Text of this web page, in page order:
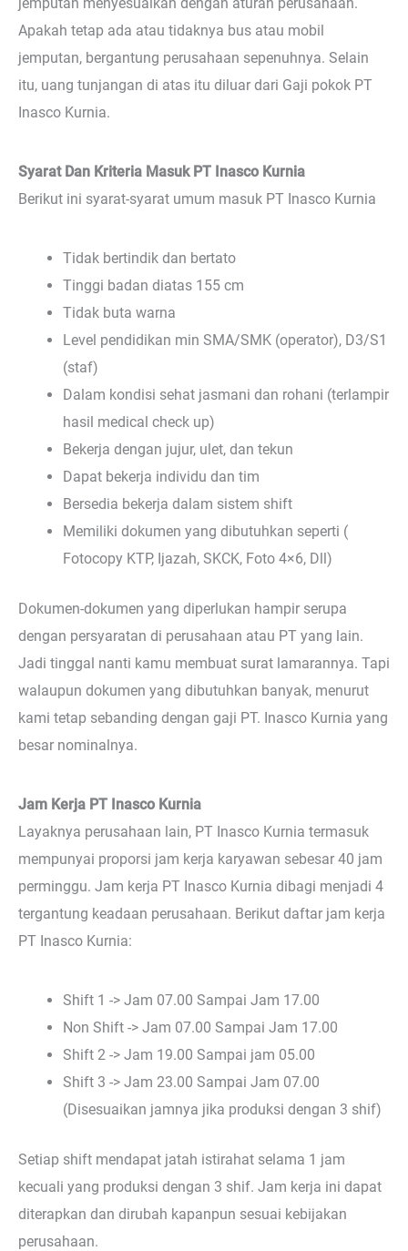
Apakah tetap ada atau tidaknya bus atau mobil
jemputan, bergantung perusahaan sepenuhnya. Selain
itu, uang tunjangan di atas itu diluar dari Gaji pokok PT
Inasco Kurnia.
Syarat Dan Kriteria Masuk PT Inasco Kurnia
Berikut ini syarat-syarat umum masuk PT Inasco Kurnia
Tidak bertindik dan bertato
Tinggi badan diatas 155 cm
Tidak buta warna
Level pendidikan min SMA/SMK (operator), D3/S1
(staf)
Dalam kondisi sehat jasmani dan rohani (terlampir
hasil medical check up)
Bekerja dengan jujur, ulet, dan tekun
Dapat bekerja individu dan tim
Bersedia bekerja dalam sistem shift
Memiliki dokumen yang dibutuhkan seperti (
Fotocopy KTP, Ijazah, SKCK, Foto 4×6, Dll)
Dokumen-dokumen yang diperlukan hampir serupa
dengan persyaratan di perusahaan atau PT yang lain.
Jadi tinggal nanti kamu membuat surat lamarannya. Tapi
walaupun dokumen yang dibutuhkan banyak, menurut
kami tetap sebanding dengan gaji PT. Inasco Kurnia yang
besar nominalnya.
Jam Kerja PT Inasco Kurnia
Layaknya perusahaan lain, PT Inasco Kurnia termasuk
mempunyai proporsi jam kerja karyawan sebesar 40 jam
perminggu. Jam kerja PT Inasco Kurnia dibagi menjadi 4
tergantung keadaan perusahaan. Berikut daftar jam kerja
PT Inasco Kurnia:
Shift 1 -> Jam 07.00 Sampai Jam 17.00
Non Shift -> Jam 07.00 Sampai Jam 17.00
Shift 2 -> Jam 19.00 Sampai jam 05.00
Shift 3 -> Jam 23.00 Sampai Jam 07.00
(Disesuaikan jamnya jika produksi dengan 3 shif)
Setiap shift mendapat jatah istirahat selama 1 jam
kecuali yang produksi dengan 3 shif. Jam kerja ini dapat
diterapkan dan dirubah kapanpun sesuai kebijakan
perusahaan.